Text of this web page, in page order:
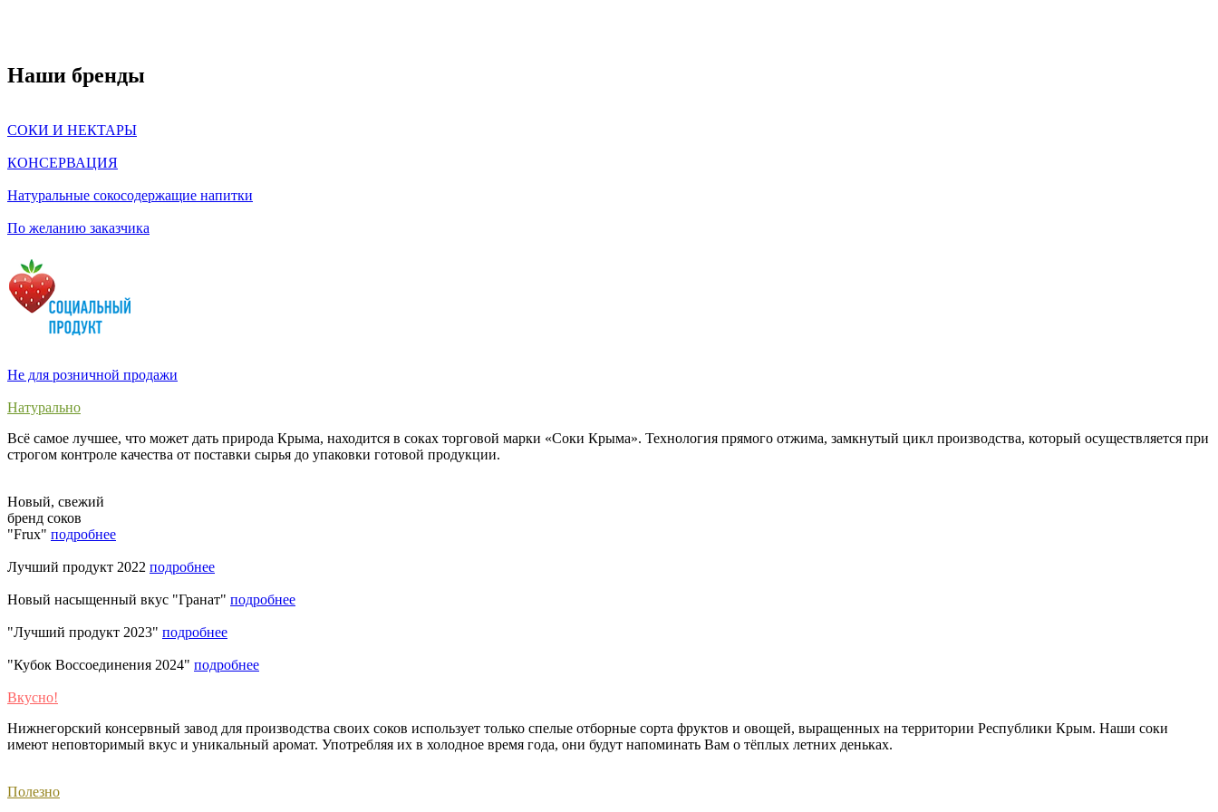
Наши бренды
СОКИ И НЕКТАРЫ
КОНСЕРВАЦИЯ
Натуральные сокосодержащие напитки
По желанию заказчика
Не для розничной продажи
Натурально
Всё самое лучшее, что может дать природа Крыма, находится в соках торговой марки «Соки Крыма». Технология прямого отжима, замкнутый цикл производства, который осуществляется при
строгом контроле качества от поставки сырья до упаковки готовой продукции.
Новый, свежий
бренд соков
"Frux" подробнее
Лучший продукт 2022 подробнее
Новый насыщенный вкус "Гранат" подробнее
"Лучший продукт 2023" подробнее
"Кубок Воссоединения 2024" подробнее
Вкусно!
Нижнегорский консервный завод для производства своих соков использует только спелые отборные сорта фруктов и овощей, выращенных на территории Республики Крым. Наши соки
имеют неповторимый вкус и уникальный аромат. Употребляя их в холодное время года, они будут напоминать Вам о тёплых летних деньках. ​
Полезно